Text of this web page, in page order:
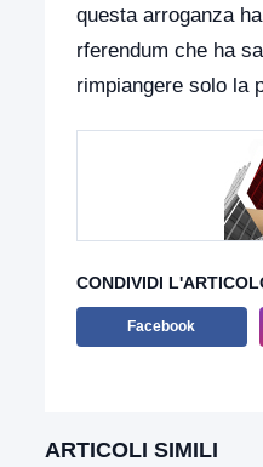
questa arroganza
rferendum che ha
rimpiangere solo la
CONDIVIDI
Facebook
ARTICOLI SIMILI